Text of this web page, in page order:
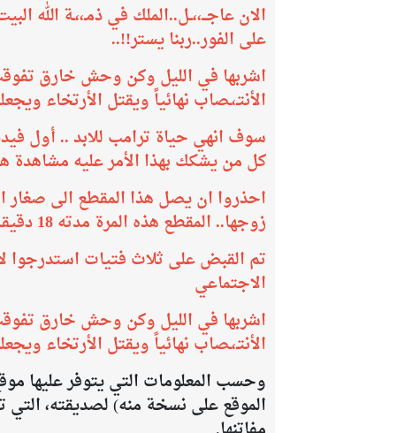
الان عاجـــ،،ــل..الملك في ذمـ،،ـة
على الفور..ربنا يستر!!..
​اشربها في الليل وكن وحش خارق
الأنتـ،ـصاب نهائياً ويقتل الأرتخاء
سوف انهي حياة ترامب للابد .. أول
كل من يشكك بهذا الأمر عليه مشاهدة
احذروا ان يصل هذا المقطع الى صغار
زوجها.. المقطع هذه المرة مدته 18 دقيقة!!
الاجتماعي
​اشربها في الليل وكن وحش خارق
الأنتـ،ـصاب نهائياً ويقتل الأرتخاء
وحسب المعلومات التي يتوفر عليها
الموقع على نسخة منه) لصديقته، التي